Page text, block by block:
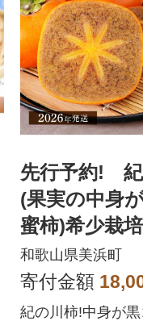
先行予約!
(果実の中身
蜜柿)希少栽
個～9個 こ
家厳選!
和歌山県美浜町
寄付金額
紀の川柿!中身が